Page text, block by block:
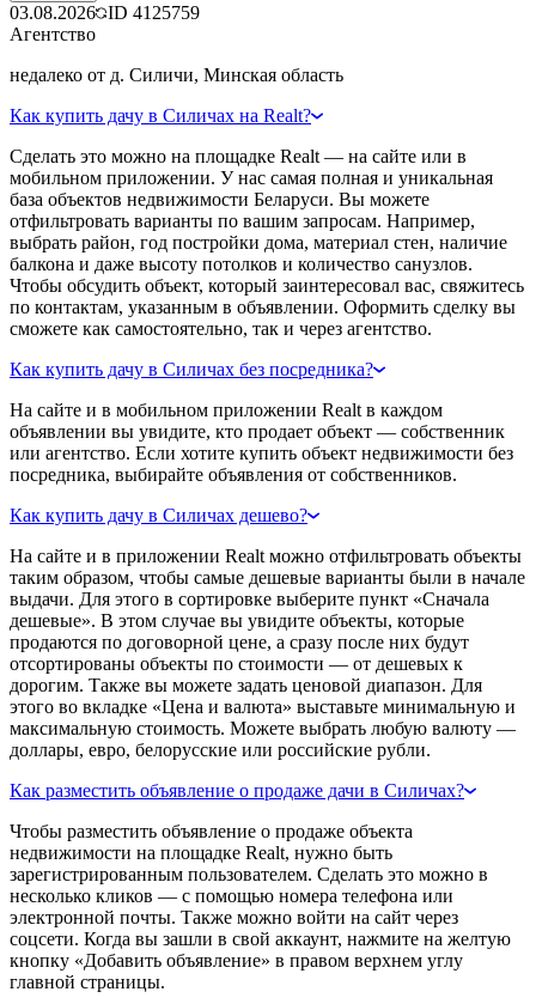
03.08.2026 ID 4125759
Агентство
недалеко от д. Силичи, Минская область
Как купить дачу в Силичах на Realt?
Сделать это можно на площадке Realt — на сайте или в
мобильном приложении. У нас самая полная и уникальная
база объектов недвижимости Беларуси. Вы можете
отфильтровать варианты по вашим запросам. Например,
выбрать район, год постройки дома, материал стен, наличие
балкона и даже высоту потолков и количество санузлов.
Чтобы обсудить объект, который заинтересовал вас, свяжитесь
по контактам, указанным в объявлении. Оформить сделку вы
сможете как самостоятельно, так и через агентство.
Как купить дачу в Силичах без посредника?
На сайте и в мобильном приложении Realt в каждом
объявлении вы увидите, кто продает объект — собственник
или агентство. Если хотите купить объект недвижимости без
посредника, выбирайте объявления от собственников.
Как купить дачу в Силичах дешево?
На сайте и в приложении Realt можно отфильтровать объекты
таким образом, чтобы самые дешевые варианты были в начале
выдачи. Для этого в сортировке выберите пункт «Сначала
дешевые». В этом случае вы увидите объекты, которые
продаются по договорной цене, а сразу после них будут
отсортированы объекты по стоимости — от дешевых к
дорогим. Также вы можете задать ценовой диапазон. Для
этого во вкладке «Цена и валюта» выставьте минимальную и
максимальную стоимость. Можете выбрать любую валюту —
доллары, евро, белорусские или российские рубли.
Как разместить объявление о продаже дачи в Силичах?
Чтобы разместить объявление о продаже объекта
недвижимости на площадке Realt, нужно быть
зарегистрированным пользователем. Сделать это можно в
несколько кликов — с помощью номера телефона или
электронной почты. Также можно войти на сайт через
соцсети. Когда вы зашли в свой аккаунт, нажмите на желтую
кнопку «Добавить объявление» в правом верхнем углу
главной страницы.